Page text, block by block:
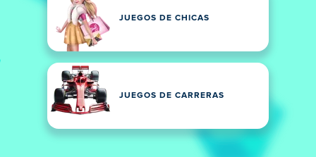
JUEGOS DE CHICAS
JUEGOS DE CARRERAS